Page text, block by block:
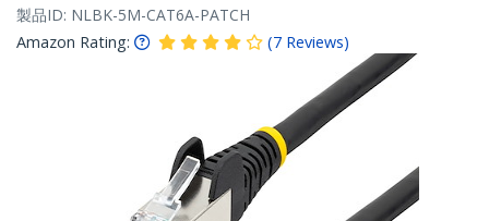
製品ID: NLBK-5M-CAT6A-PATCH
Amazon Rating:
(7 Reviews)